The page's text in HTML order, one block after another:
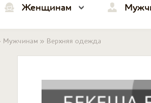
Женщинам
Мужчинам » Верхняя одежда